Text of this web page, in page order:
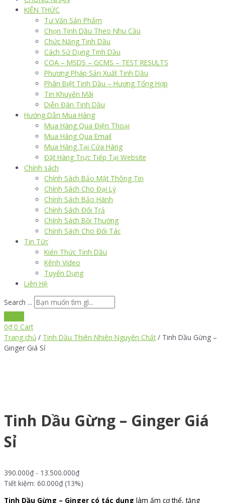
KIẾN THỨC
Tư Vấn Sản Phẩm
Chọn Tinh Dầu Theo Nhu Cầu
Chức Năng Tinh Dầu
Cách Sử Dụng Tinh Dầu
COA – MSDS – GCMS – TEST RESULTS
Phương Pháp Sản Xuất Tinh Dầu
Phân Biệt Tinh Dầu – Hương Tổng Hợp
Tin Khuyến Mãi
Diễn Đàn Tinh Dầu
Hướng Dẫn Mua Hàng
Mua Hàng Qua Điện Thoại
Mua Hàng Qua Email
Mua Hàng Tại Cửa Hàng
Đặt Hàng Trực Tiếp Tại Website
Chính sách
Chính Sách Bảo Mật Thông Tin
Chính Sách Cho Đại Lý
Chính Sách Bảo Hành
Chính Sách Đổi Trả
Chính Sách Bồi Thường
Chính Sách Cho Đối Tác
Tin Tức
Kiến Thức Tinh Dầu
Kênh Video
Tuyển Dụng
Liên Hệ
Search ...
0₫ 0 Cart
Trang chủ / Tinh Dầu Thiên Nhiên Nguyên Chất/ Tinh Dầu Gừng –
Ginger Giá Sỉ
Tinh Dầu Gừng – Ginger Giá
Sỉ
390.000₫- 13.500.000₫
Tiết kiệm: 60.000₫ (13%)
Tinh Dầu Gừng – Ginger có tác dụng làm ấm cơ thể, tăng